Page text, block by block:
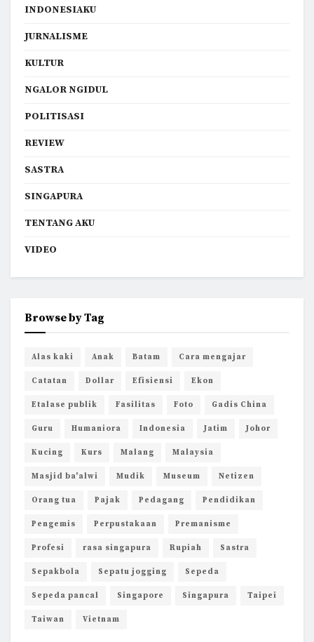
INDONESIAKU
JURNALISME
KULTUR
NGALOR NGIDUL
POLITISASI
REVIEW
SASTRA
SINGAPURA
TENTANG AKU
VIDEO
Browse by Tag
Alas kaki Anak Batam Cara mengajar
Catatan Dollar Efisiensi Ekon
Etalase publik Fasilitas Foto Gadis China
Guru Humaniora Indonesia Jatim Johor
Kucing Kurs Malang Malaysia
Masjid ba'alwi Mudik Museum Netizen
Orang tua Pajak Pedagang Pendidikan
Pengemis Perpustakaan Premanisme
Profesi rasa singapura Rupiah Sastra
Sepakbola Sepatu jogging Sepeda
Sepeda pancal Singapore Singapura Taipei
Taiwan Vietnam